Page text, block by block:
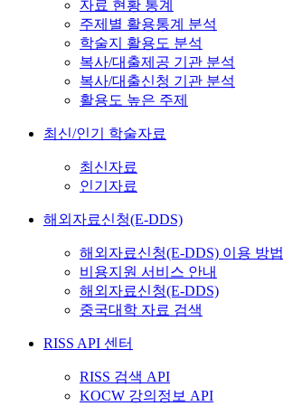
자료 현황 통계
주제별 활용통계 분석
학술지 활용도 분석
복사/대출제공 기관 분석
복사/대출신청 기관 분석
활용도 높은 주제
최신/인기 학술자료
최신자료
인기자료
해외자료신청(E-DDS)
해외자료신청(E-DDS) 이용 방법
비용지원 서비스 안내
해외자료신청(E-DDS)
중국대학 자료 검색
RISS API 센터
RISS 검색 API
KOCW 강의정보 API